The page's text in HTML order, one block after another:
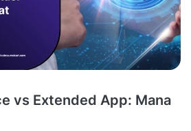
vs Extended App: Mana